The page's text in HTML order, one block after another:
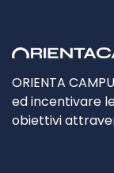
ORIENTA
ed incentivare
obiettivi